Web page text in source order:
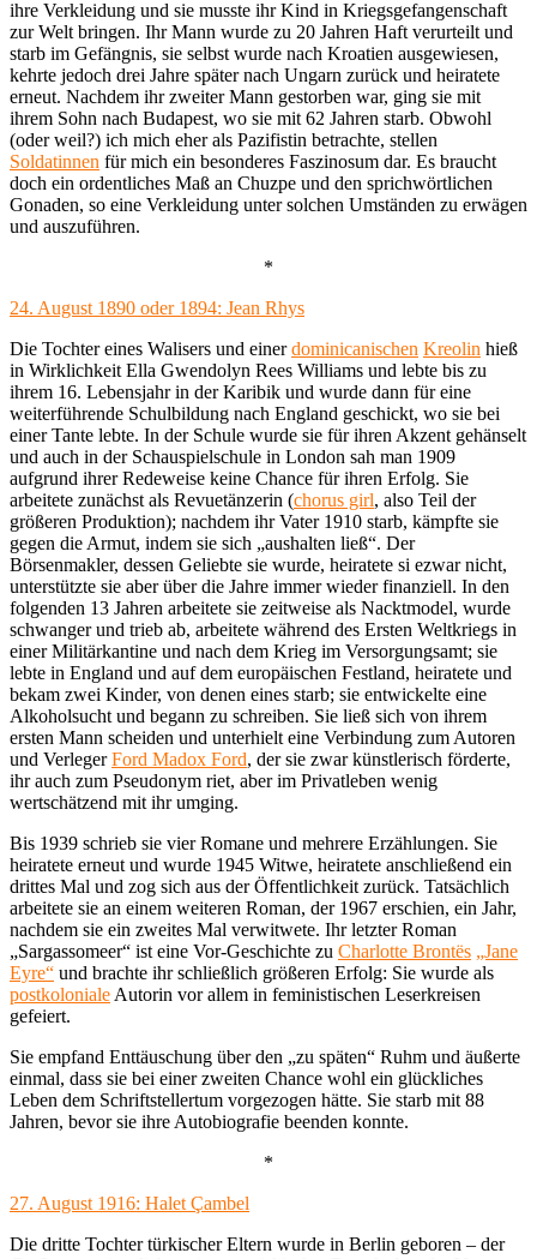
ihre Verkleidung und sie musste ihr Kind in Kriegsgefangenschaft
zur Welt bringen. Ihr Mann wurde zu 20 Jahren Haft verurteilt und
starb im Gefängnis, sie selbst wurde nach Kroatien ausgewiesen,
kehrte jedoch drei Jahre später nach Ungarn zurück und heiratete
erneut. Nachdem ihr zweiter Mann gestorben war, ging sie mit
ihrem Sohn nach Budapest, wo sie mit 62 Jahren starb. Obwohl
(oder weil?) ich mich eher als Pazifistin betrachte, stellen
Soldatinnen für mich ein besonderes Faszinosum dar. Es braucht
doch ein ordentliches Maß an Chuzpe und den sprichwörtlichen
Gonaden, so eine Verkleidung unter solchen Umständen zu erwägen
und auszuführen.
*
24. August 1890 oder 1894: Jean Rhys
Die Tochter eines Walisers und einerdominicanischen Kreolin hieß
in Wirklichkeit Ella Gwendolyn Rees Williams und lebte bis zu
ihrem 16. Lebensjahr in der Karibik und wurde dann für eine
weiterführende Schulbildung nach England geschickt, wo sie bei
einer Tante lebte. In der Schule wurde sie für ihren Akzent gehänselt
und auch in der Schauspielschule in London sah man 1909
aufgrund ihrer Redeweise keine Chance für ihren Erfolg. Sie
arbeitete zunächst als Revuetänzerin (chorus girl, also Teil der
größeren Produktion); nachdem ihr Vater 1910 starb, kämpfte sie
gegen die Armut, indem sie sich „aushalten ließ“. Der
Börsenmakler, dessen Geliebte sie wurde, heiratete si ezwar nicht,
unterstützte sie aber über die Jahre immer wieder finanziell. In den
folgenden 13 Jahren arbeitete sie zeitweise als Nacktmodel, wurde
schwanger und trieb ab, arbeitete während des Ersten Weltkriegs in
einer Militärkantine und nach dem Krieg im Versorgungsamt; sie
lebte in England und auf dem europäischen Festland, heiratete und
bekam zwei Kinder, von denen eines starb; sie entwickelte eine
Alkoholsucht und begann zu schreiben. Sie ließ sich von ihrem
ersten Mann scheiden und unterhielt eine Verbindung zum Autoren
und VerlegerFord Madox Ford, der sie zwar künstlerisch förderte,
ihr auch zum Pseudonym riet, aber im Privatleben wenig
wertschätzend mit ihr umging.
Bis 1939 schrieb sie vier Romane und mehrere Erzählungen. Sie
heiratete erneut und wurde 1945 Witwe, heiratete anschließend ein
drittes Mal und zog sich aus der Öffentlichkeit zurück. Tatsächlich
arbeitete sie an einem weiteren Roman, der 1967 erschien, ein Jahr,
nachdem sie ein zweites Mal verwitwete. Ihr letzter Roman
„Sargassomeer“ ist eine Vor-Geschichte zu Charlotte Brontës „Jane
Eyre“ und brachte ihr schließlich größeren Erfolg: Sie wurde als
postkoloniale Autorin vor allem in feministischen Leserkreisen
gefeiert.
Sie empfand Enttäuschung über den „zu späten“ Ruhm und äußerte
einmal, dass sie bei einer zweiten Chance wohl ein glückliches
Leben dem Schriftstellertum vorgezogen hätte. Sie starb mit 88
Jahren, bevor sie ihre Autobiografie beenden konnte.
*
27. August 1916: Halet Çambel
Die dritte Tochter türkischer Eltern wurde in Berlin geboren – der